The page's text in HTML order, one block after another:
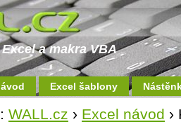
a makra VBA
Excel šablony
WALL.cz › Excel návod ›